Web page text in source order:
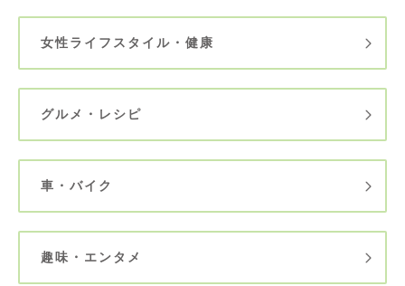
女性ライフスタイル・健康
グルメ・レシピ
車・バイク
趣味・エンタメ